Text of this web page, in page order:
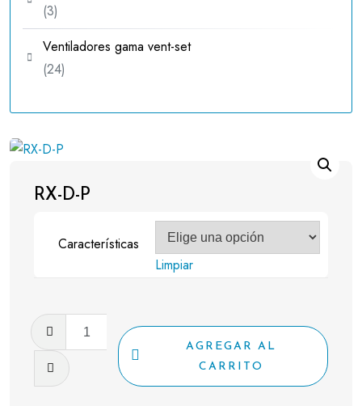
RX-D-P
Características
Limpiar
D-
cantidad
AGREGAR AL
CARRITO
33
productos
Ventiladores gama vent-set
2424